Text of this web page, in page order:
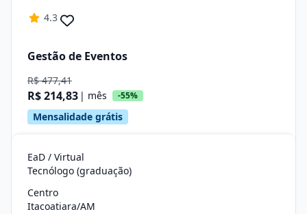
4.3
Gestão de Eventos
R$ 477,41
R$ 214,83 | mês -55%
Mensalidade grátis
EaD / Virtual
Tecnólogo (graduação)
Centro
Itacoatiara/AM